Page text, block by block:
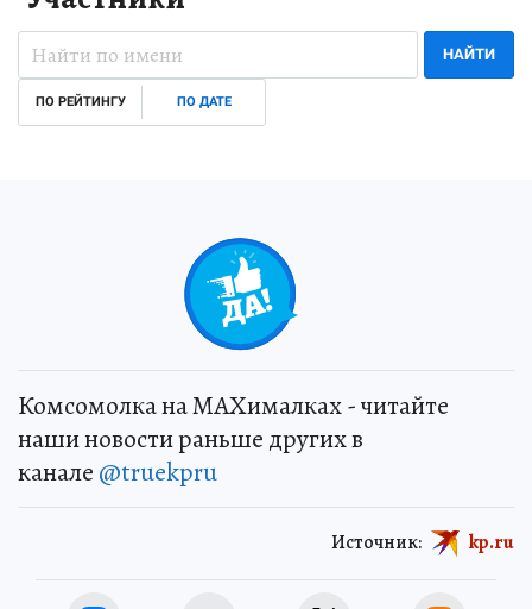
НАЙТИ
ПО РЕЙТИНГУ ПО ДАТЕ
Комсомолка на MAXималках - читайте
наши новости раньше других в
канале @truekpru
Источник: kp.ru